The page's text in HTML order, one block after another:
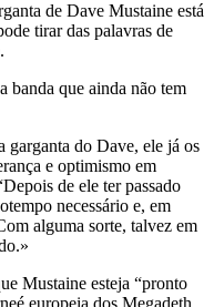
de Dave Mustaine está
tirar das palavras de
banda que ainda não tem
garganta do Dave, ele já os
e optimismo em
de ele ter passado
necessário e, em
alguma sorte, talvez em
Mustaine esteja “pronto